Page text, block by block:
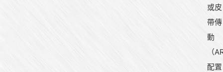
或皮
帶傳
動
（
配置